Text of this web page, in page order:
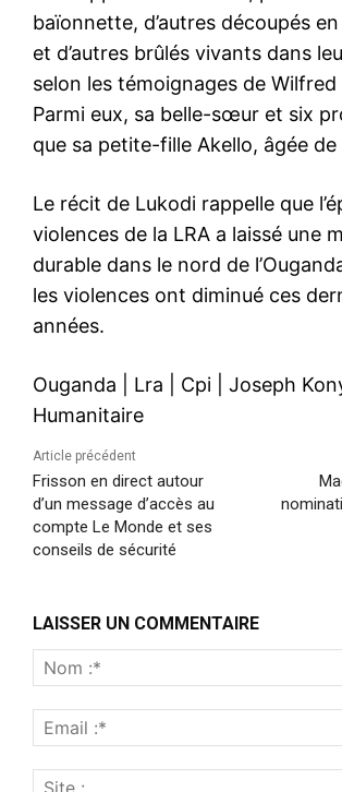
baïonnette, d’autres découpés
et d’autres brûlés vivants dans
selon les témoignages de Wilfred
Parmi eux, sa belle-sœur et six
que sa petite-fille Akello, âgée de
Le récit de Lukodi rappelle que
violences de la LRA a laissé une
durable dans le nord de
les violences ont diminué ces
années.
Ouganda Lra Cpi Joseph
Humanitaire
Article précédent
Frisson en direct autour
d’un message d’accès au
compte Le Monde et ses
conseils de sécurité
LAISSER UN COMMENTAIRE